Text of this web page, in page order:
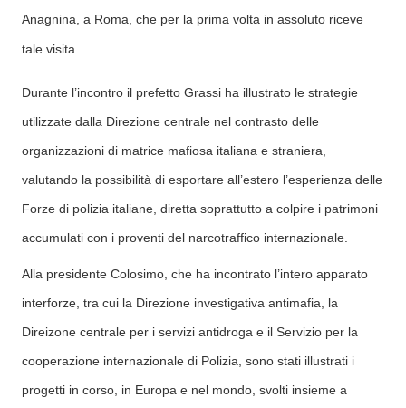
Anagnina, a Roma, che per la prima volta in assoluto riceve
tale visita.
Durante l’incontro il prefetto Grassi ha illustrato le strategie
utilizzate dalla Direzione centrale nel contrasto delle
organizzazioni di matrice mafiosa italiana e straniera,
valutando la possibilità di esportare all’estero l’esperienza delle
Forze di polizia italiane, diretta soprattutto a colpire i patrimoni
accumulati con i proventi del narcotraffico internazionale.
Alla presidente Colosimo, che ha incontrato l’intero apparato
interforze, tra cui la Direzione investigativa antimafia, la
Direizone centrale per i servizi antidroga e il Servizio per la
cooperazione internazionale di Polizia, sono stati illustrati i
progetti in corso, in Europa e nel mondo, svolti insieme a